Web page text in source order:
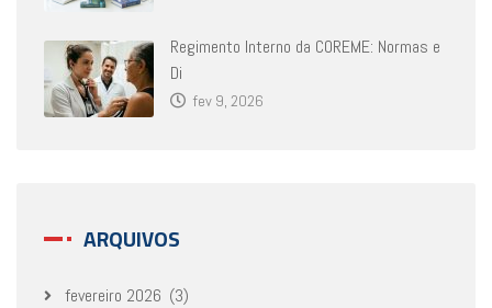
Regimento Interno da COREME: Normas e
Di
fev 9, 2026
ARQUIVOS
fevereiro 2026 (3)